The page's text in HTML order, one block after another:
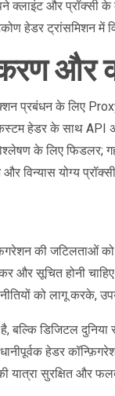
क्लाइंट और प्रॉक्सी के
हेडर ट्रांसमिशन में
और
प्रबंधन के लिए
हेडर के साथ API
के लिए फिडलर;
विन्यास योग्य
की जटिलताओं
और सूचित होनी
को लागू करके,
है, बल्कि डिजिटल
हेडर
सुरक्षित और